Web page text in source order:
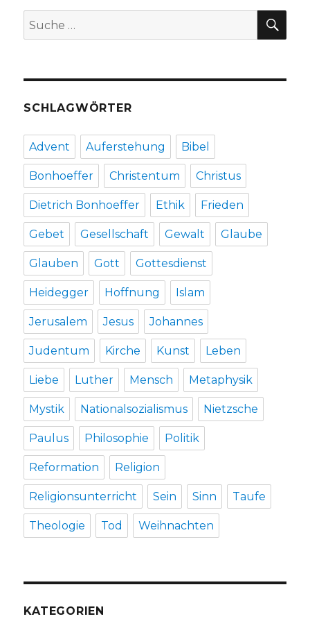
Suche
nach:
SCHLAGWÖRTER
Advent Auferstehung Bibel
Bonhoeffer Christentum Christus
Dietrich Bonhoeffer Ethik Frieden
Gebet Gesellschaft Gewalt Glaube
Glauben Gott Gottesdienst
Heidegger Hoffnung Islam
Jerusalem Jesus Johannes
Judentum Kirche Kunst Leben
Liebe Luther Mensch Metaphysik
Mystik Nationalsozialismus Nietzsche
Paulus Philosophie Politik
Reformation Religion
Religionsunterricht Sein Sinn Taufe
Theologie Tod Weihnachten
KATEGORIEN